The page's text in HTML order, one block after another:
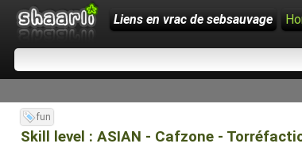
Liens en vrac de sebsauvage
fun
Skill level : ASIAN - Cafzone -